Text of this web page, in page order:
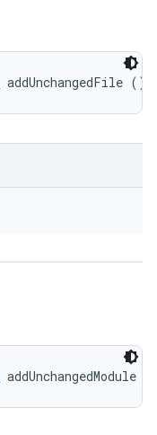
addUnchangedFile ()
addUnchangedModule